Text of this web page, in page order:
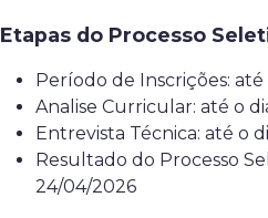
Etapas do Processo
Período de Inscrições:
Analise Curricular: até o
Entrevista Técnica: até o
Resultado do Processo
24/04/2026